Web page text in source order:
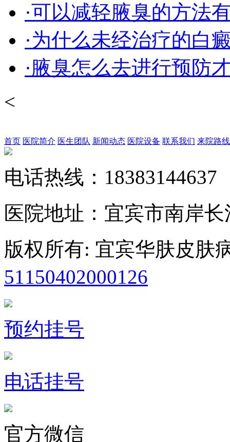
·可以减轻腋臭的方法
·为什么未经治疗的白
·腋臭怎么去进行预防
<
首页 医院简介 医生团队 新闻动态 医院设备 联系我们 来院路线
电话热线：18383144637
医院地址：宜宾市南岸
版权所有: 宜宾华肤皮肤
51150402000126
预约挂号
电话挂号
官方微信